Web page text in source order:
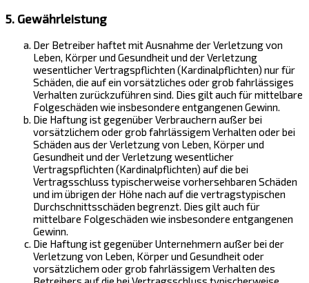
5. Gewährleistung
Der Betreiber haftet mit Ausnahme der Verletzung von
Leben, Körper und Gesundheit und der Verletzung
wesentlicher Vertragspflichten (Kardinalpflichten) nur für
Schäden, die auf ein vorsätzliches oder grob fahrlässiges
Verhalten zurückzuführen sind. Dies gilt auch für mittelbare
Folgeschäden wie insbesondere entgangenen Gewinn.
Die Haftung ist gegenüber Verbrauchern außer bei
vorsätzlichem oder grob fahrlässigem Verhalten oder bei
Schäden aus der Verletzung von Leben, Körper und
Gesundheit und der Verletzung wesentlicher
Vertragspflichten (Kardinalpflichten) auf die bei
Vertragsschluss typischerweise vorhersehbaren Schäden
und im übrigen der Höhe nach auf die vertragstypischen
Durchschnittsschäden begrenzt. Dies gilt auch für
mittelbare Folgeschäden wie insbesondere entgangenen
Gewinn.
Die Haftung ist gegenüber Unternehmern außer bei der
Verletzung von Leben, Körper und Gesundheit oder
vorsätzlichem oder grob fahrlässigem Verhalten des